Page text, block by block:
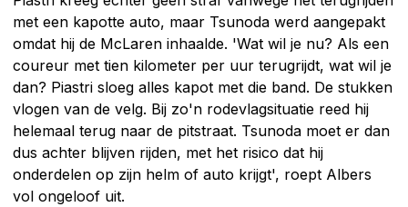
met een kapotte auto, maar Tsunoda werd aangepakt
omdat hij de McLaren inhaalde. 'Wat wil je nu? Als een
coureur met tien kilometer per uur terugrijdt, wat wil je
dan? Piastri sloeg alles kapot met die band. De stukken
vlogen van de velg. Bij zo'n rodevlagsituatie reed hij
helemaal terug naar de pitstraat. Tsunoda moet er dan
dus achter blijven rijden, met het risico dat hij
onderdelen op zijn helm of auto krijgt', roept Albers
vol ongeloof uit.